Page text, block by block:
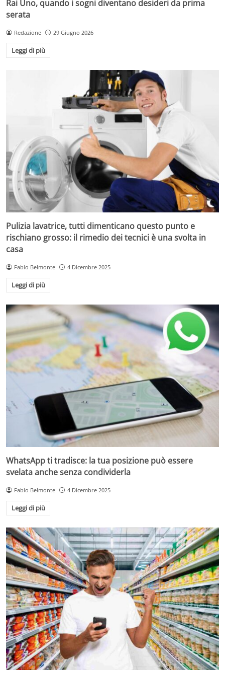
Rai Uno, quando i sogni diventano desideri da prima
serata
Redazione 29 Giugno 2026
Leggi di più
Pulizia lavatrice, tutti dimenticano questo punto e
rischiano grosso: il rimedio dei tecnici è una svolta in
casa
Fabio Belmonte 4 Dicembre 2025
Leggi di più
WhatsApp ti tradisce: la tua posizione può essere
svelata anche senza condividerla
Fabio Belmonte 4 Dicembre 2025
Leggi di più